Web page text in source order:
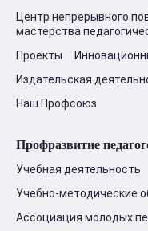
Центр непрерывного
мастерства
Проекты
Издательская
Наш Профсоюз
Профразвитие
Учебная деятельность
Учебно-методические
Ассоциация молодых